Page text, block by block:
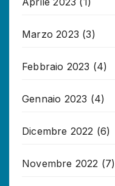
Marzo 2023 (3)
Febbraio 2023 (4)
Gennaio 2023 (4)
Dicembre 2022 (6)
Novembre 2022 (7)